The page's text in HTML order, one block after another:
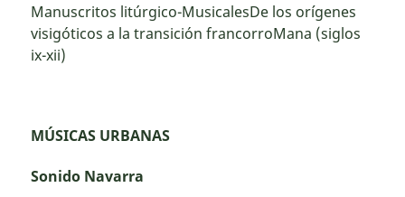
Manuscritos litúrgico-MusicalesDe los orígenes
visigóticos a la transición francorroMana (siglos
ix-xii)
MÚSICAS URBANAS
Sonido Navarra